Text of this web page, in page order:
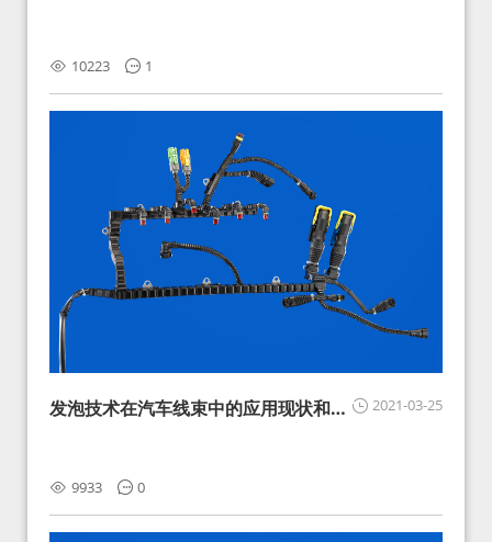
10223 1
2021-03-25
发泡技术在汽车线束中的应用现状和展
9933 0